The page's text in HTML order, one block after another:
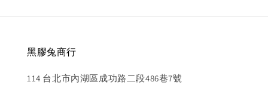
黑膠兔商行
114 台北市內湖區成功路二段486巷7號